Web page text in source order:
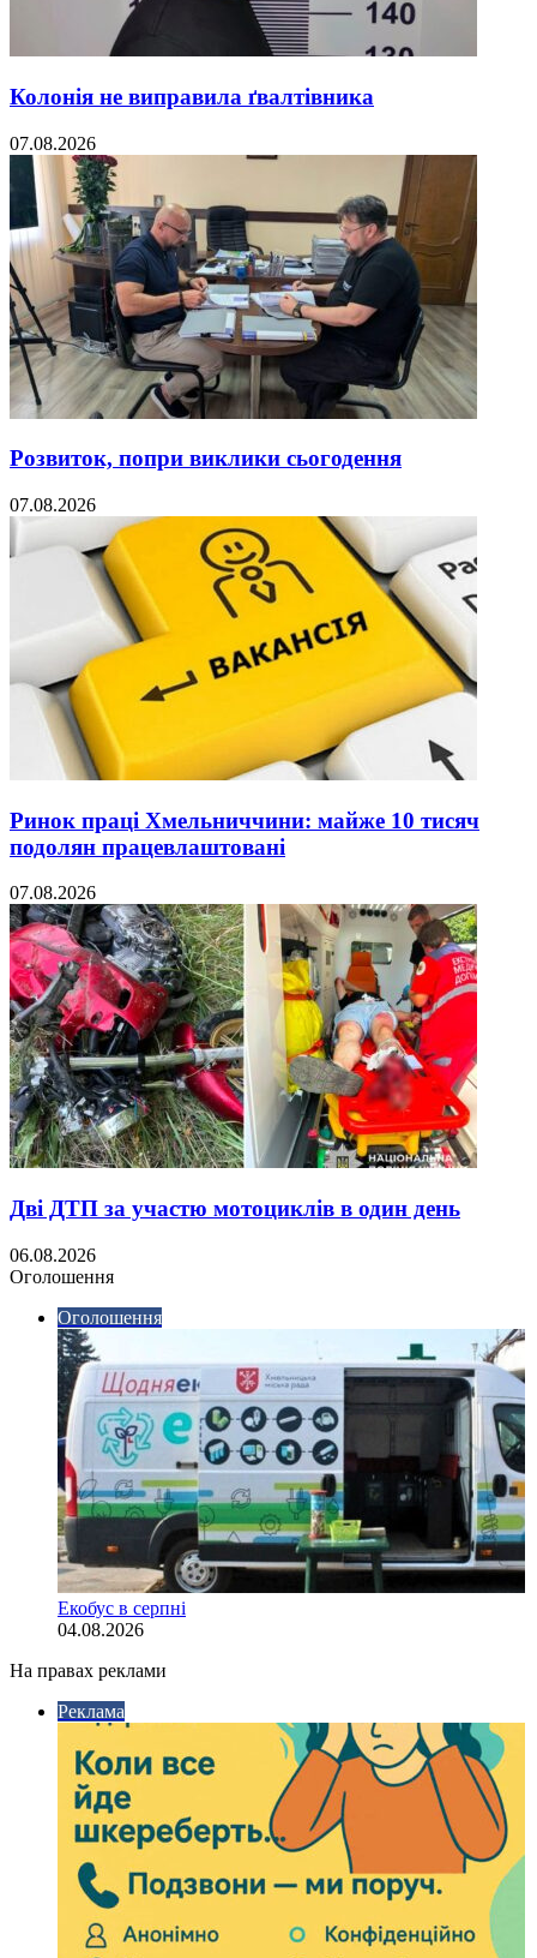
Колонія не виправила ґвалтівника
07.08.2026
Розвиток, попри виклики сьогодення
07.08.2026
Ринок праці Хмельниччини: майже 10 тисяч
подолян працевлаштовані
07.08.2026
Дві ДТП за участю мотоциклів в один день
06.08.2026
Оголошення
Оголошення
Екобус в серпні
04.08.2026
На правах реклами
Реклама